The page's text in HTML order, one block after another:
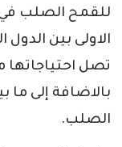
للقمح الصلب في
الاولى بين الدول
الصلب.